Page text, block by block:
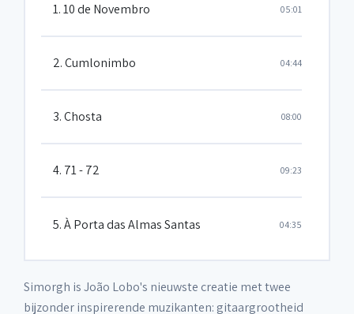
1. 10 de Novembro 05:01
2. Cumlonimbo 04:44
3. Chosta 08:00
4. 71 - 72 09:23
5. À Porta das Almas Santas 04:35
Simorgh is João Lobo's nieuwste creatie met twee
bijzonder inspirerende muzikanten: gitaargrootheid